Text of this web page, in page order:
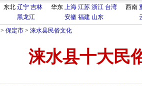
东北 辽宁 吉林
黑龙江
华东 上海 江苏 浙江 台湾
安徽 福建 山东
西南
> 保定市 > 涞水县民俗文化
涞水县十大民